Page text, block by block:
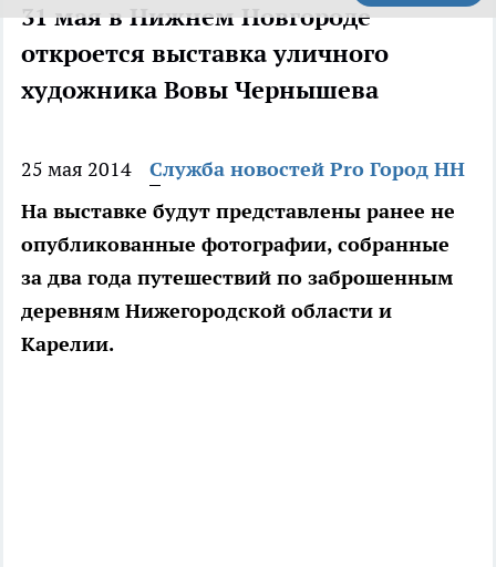
31 мая в Нижнем Новгороде
откроется выставка уличного
художника Вовы Чернышева
25 мая 2014
Служба новостей Pro Город НН
На выставке будут представлены ранее не
опубликованные фотографии, собранные
за два года путешествий по заброшенным
деревням Нижегородской области и
Карелии.